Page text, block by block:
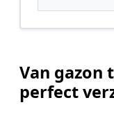
Van
perfect